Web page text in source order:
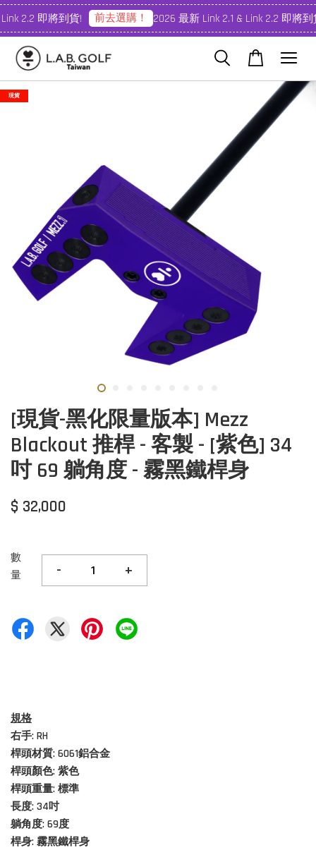
2.2 即將到貨! 前去選購！ 2026 最新 Link 2.1 & Link 2.2 即將到
現貨
[現貨-黑化限量版本] Mezz
Blackout 推桿 - 客製 - [紫色] 34
吋 69 躺角度 - 霧黑鐵桿身
$ 32,000
數
量
- +
規格
右手: RH
桿頭材質: 6061鋁合金
桿頭顏色: 紫色
桿頭重量: 標準
長度: 34吋
躺角度: 69度
桿身: 霧黑鐵桿身